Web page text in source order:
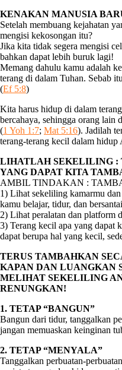
KENAKAN MANUSIA
Setelah membuang kejahatan
mengisi kekosongan itu?
Jika kita tidak segera mengisi
bahkan dapat lebih buruk lagi!
Memang dahulu kamu adalah
terang di dalam Tuhan. Sebab
(Ef 5:8)
Kita harus hidup di dalam
bercahaya, sehingga orang lain
(1 Yoh 1:7; Mat 5:16). Jadilah
terang-terang kecil dalam hidup
LIHATLAH SEKELILING :
YANG DAPAT KITA
AMBIL TINDAKAN :
1) Lihat sekeliling kamarmu
kamu belajar, tidur, dan
2) Lihat peralatan dan platform
3) Terang kecil apa yang dapat
dapat berupa hal yang kecil,
TERUS TAMBAHKAN
KAPAN DAN LUANGKAN
MELIHAT SEKELILING
RENUNGKAN!
1. TETAP “BANGUN”
Bangun dari tidur, tanggalkan
jangan memuaskan keinginan
2. TETAP “MENYALA”
Tanggalkan perbuatan-